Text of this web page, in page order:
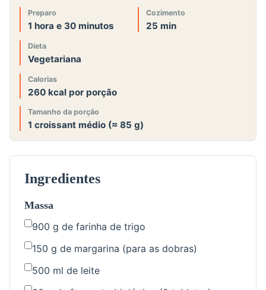
Preparo
1 hora e 30 minutos
Cozimento
25 min
Dieta
Vegetariana
Calorias
260 kcal por porção
Tamanho da porção
1 croissant médio (≈ 85 g)
Ingredientes
Massa
900 g de farinha de trigo
150 g de margarina (para as dobras)
500 ml de leite